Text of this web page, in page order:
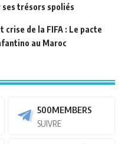
ses trésors spoliés
crise de la FIFA : Le pacte
au Maroc
500MEMBERS
SUIVRE